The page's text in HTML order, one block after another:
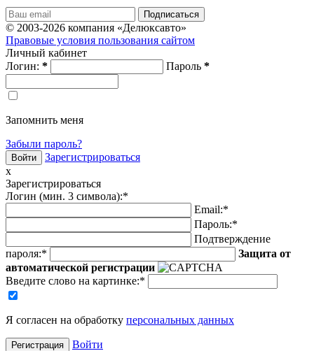
© 2003-2026 компания «Делюксавто»
Правовые условия пользования сайтом
Личный кабинет
Логин: * Пароль *
Запомнить меня
Забыли пароль?
Зарегистрироваться
x
Зарегистрироваться
Логин (мин. 3 символа):*
Email:*
Пароль:*
Подтверждение
пароля:*
Защита от
автоматической регистрации
Введите слово на картинке:*
Я согласен на обработку персональных данных
Войти